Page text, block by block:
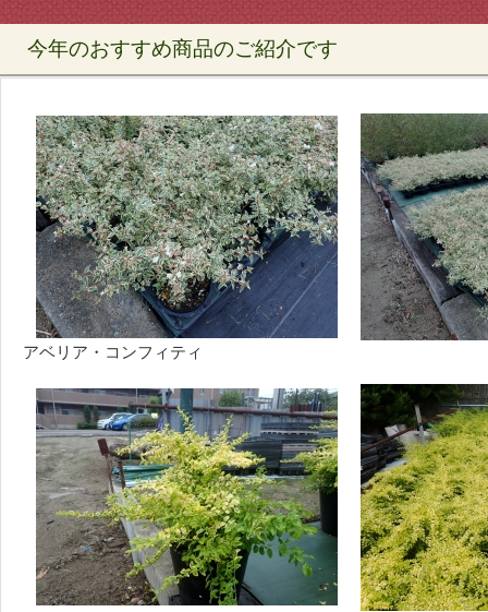
今年のおすすめ商品のご紹介です
アベリア・コンフィティ